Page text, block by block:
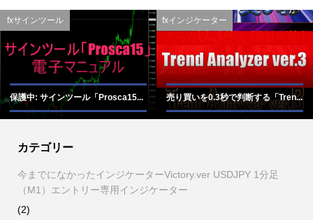
fxサインツール
保護中: サインツール「Prosca15...
fxインジケーター
売り買いを0.3秒で判断する「Tren...
カテゴリー
今までになかったインジケーターVictory.ver USDJPY 1分足
（M1）エントリー専用インジケーター
(2)